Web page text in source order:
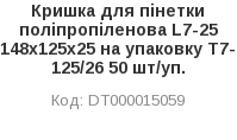
Кришка для пінетки
поліпропіленова L7-25
148х125х25 на упаковку Т7-
125/26 50 шт/уп.
DT000015059